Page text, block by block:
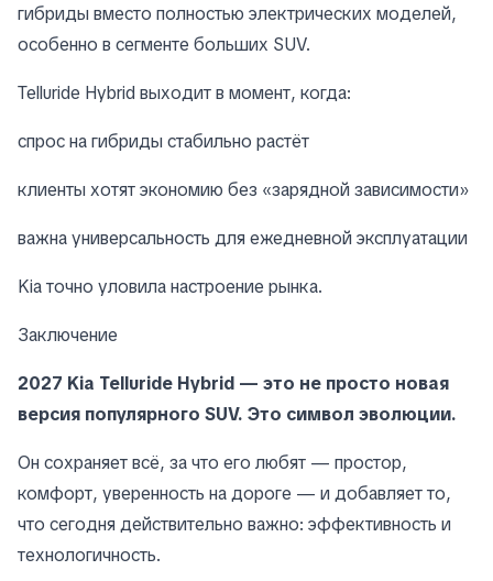
гибриды вместо полностью электрических моделей,
особенно в сегменте больших SUV.
Telluride Hybrid выходит в момент, когда:
спрос на гибриды стабильно растёт
клиенты хотят экономию без «зарядной зависимости»
важна универсальность для ежедневной эксплуатации
Kia точно уловила настроение рынка.
Заключение
2027 Kia Telluride Hybrid — это не просто новая
версия популярного SUV. Это символ эволюции.
Он сохраняет всё, за что его любят — простор,
комфорт, уверенность на дороге — и добавляет то,
что сегодня действительно важно: эффективность и
технологичность.